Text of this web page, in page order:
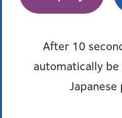
After 10
automatically
Japanese
た！
ハガキと折り鶴で結ぶ「へい